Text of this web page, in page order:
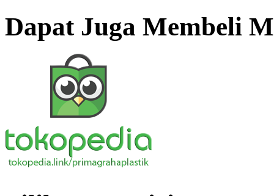
Dapat Juga Membeli